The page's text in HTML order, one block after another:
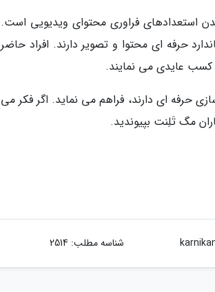
فراوری محتوای ویدیویی است.
حرفه ای محتوا و تصویر دارند. افراد حاضر
کسب عایدی می نمایند.
حرفه ای دارند، فراهم می نماید. اگر فکر می
مگ تَلِنت بپیوندید.
شناسه مطلب: 2514